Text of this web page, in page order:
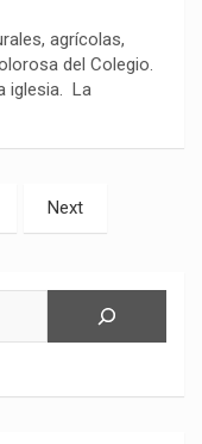
agrícolas,
del Colegio.
iglesia. La
Next